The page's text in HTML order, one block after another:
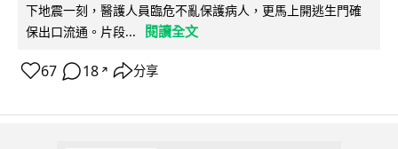
下地震一刻，醫護人員臨危不亂保護病人，更馬上開逃生門確
保出口流通。片段...
閱讀全文
67 18 ↗ 分享